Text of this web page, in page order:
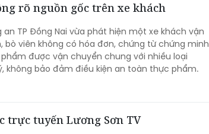
rõ nguồn gốc trên xe khách
TP Đồng Nai vừa phát hiện một xe khách vận
bò viên không có hóa đơn, chứng từ chứng minh
được vận chuyển chung với nhiều loại
không bảo đảm điều kiện an toàn thực phẩm.
trực tuyến Lương Sơn TV